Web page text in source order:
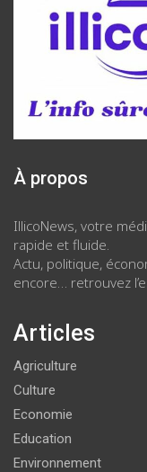
À propos
IllicoNews, votre
rapide et fluide.
Actu, politique,
encore… retrouvez
Articles
Agriculture
Culture
Economie
Education
Environnement